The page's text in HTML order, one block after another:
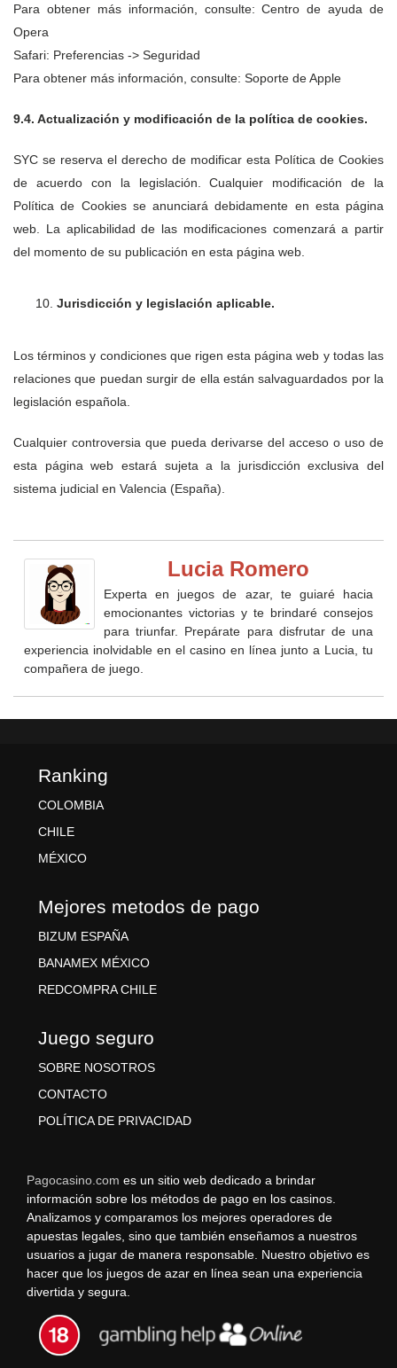
Para obtener más información, consulte: Centro de ayuda de
Opera
Safari: Preferencias -> Seguridad
Para obtener más información, consulte: Soporte de Apple
9.4. Actualización y modificación de la política de cookies.
SYC se reserva el derecho de modificar esta Política de Cookies
de acuerdo con la legislación. Cualquier modificación de la
Política de Cookies se anunciará debidamente en esta página
web. La aplicabilidad de las modificaciones comenzará a partir
del momento de su publicación en esta página web.
Jurisdicción y legislación aplicable.
Los términos y condiciones que rigen esta página web y todas las
relaciones que puedan surgir de ella están salvaguardados por la
legislación española.
Cualquier controversia que pueda derivarse del acceso o uso de
esta página web estará sujeta a la jurisdicción exclusiva del
sistema judicial en Valencia (España).
Lucia Romero
Experta en juegos de azar, te guiaré hacia
emocionantes victorias y te brindaré consejos
para triunfar. Prepárate para disfrutar de una
experiencia inolvidable en el casino en línea junto a Lucia, tu
compañera de juego.
Ranking
COLOMBIA
CHILE
MÉXICO
Mejores metodos de pago
BIZUM ESPAÑA
BANAMEX MÉXICO
REDCOMPRA CHILE
Juego seguro
SOBRE NOSOTROS
CONTACTO
POLÍTICA DE PRIVACIDAD
Pagocasino.com es un sitio web dedicado a brindar
información sobre los métodos de pago en los casinos.
Analizamos y comparamos los mejores operadores de
apuestas legales, sino que también enseñamos a nuestros
usuarios a jugar de manera responsable. Nuestro objetivo es
hacer que los juegos de azar en línea sean una experiencia
divertida y segura.